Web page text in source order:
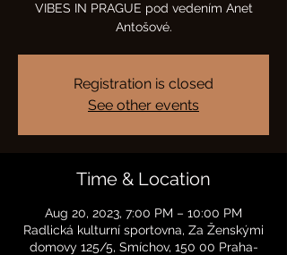
VIBES IN PRAGUE pod vedením Anet
Antošové.
Registration is closed
See other events
Time & Location
Aug 20, 2023, 7:00 PM – 10:00 PM
Radlická kulturní sportovna, Za Ženskými
domovy 125/5, Smíchov, 150 00 Praha-